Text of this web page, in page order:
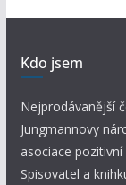
Kdo jsem
Nejprodávanější
Jungmannovy
asociace
Spisovatel a